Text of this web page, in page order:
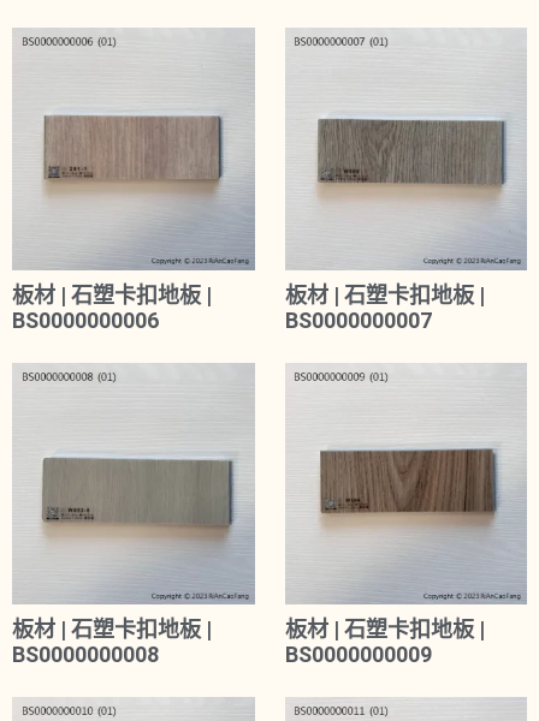
板材 | 石塑卡扣地板 |
BS0000000006
板材 | 石塑卡扣地板 |
BS0000000007
板材 | 石塑卡扣地板 |
BS0000000008
板材 | 石塑卡扣地板 |
BS0000000009